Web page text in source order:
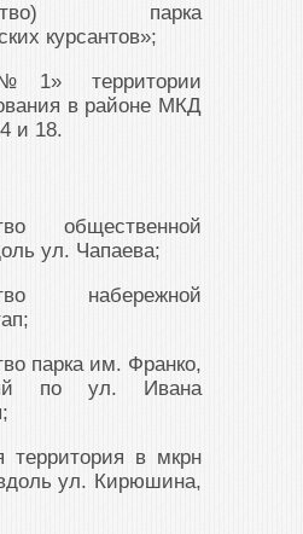
парка
курсантов»;
территории
в районе МКД
и 18.
общественной
ул. Чапаева;
набережной
парка им. Франко,
по ул. Ивана
территория в мкрн
ул. Кирюшина,